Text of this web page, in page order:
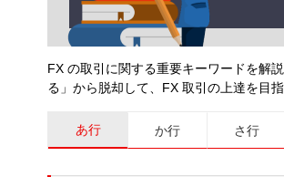
FX の取引に関する重要キーワードを解
る」から脱却して、FX 取引の上達を目指
あ行 か行 さ行